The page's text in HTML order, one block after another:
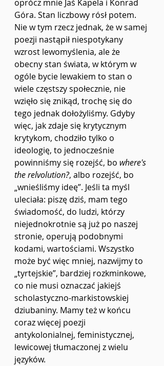
oprócz mnie Jaś Kapela i Konrad
Góra. Stan liczbowy rósł potem.
Nie w tym rzecz jednak, że w samej
poezji nastąpił niespotykany
wzrost lewomyślenia, ale że
obecny stan świata, w którym w
ogóle bycie lewakiem to stan o
wiele częstszy społecznie, nie
wzięło się znikąd, trochę się do
tego jednak dołożyliśmy. Gdyby
więc, jak zdaje się krytycznym
krytykom, chodziło tylko o
ideologię, to jednocześnie
powinniśmy się rozejść, bo where's
the relvolution?, albo rozejść, bo
„wnieśliśmy ideę”. Jeśli ta myśl
uleciała: piszę dziś, mam tego
świadomość, do ludzi, którzy
niejednokrotnie są już po naszej
stronie, operują podobnymi
kodami, wartościami. Wszystko
może być więc mniej, nazwijmy to
„tyrtejskie”, bardziej rozkminkowe,
co nie musi oznaczać jakiejś
scholastyczno-markistowskiej
dziubaniny. Mamy też w końcu
coraz więcej poezji
antykolonialnej, feministycznej,
lewicowej tłumaczonej z wielu
języków.